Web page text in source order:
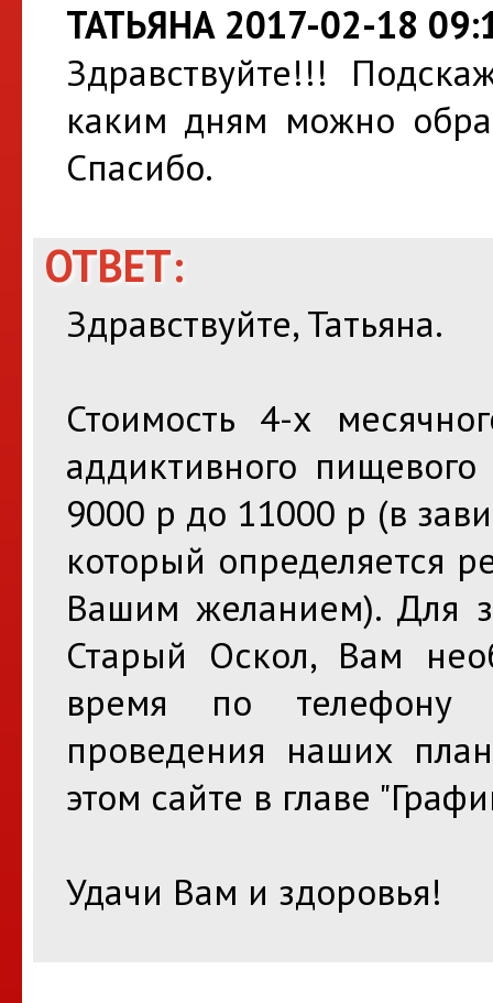
ТАТЬЯНА 2017-02-18
Здравствуйте!!!
каким дням можно
Спасибо.
ОТВЕТ:
Здравствуйте, Татьяна.
Стоимость 4-х
аддиктивного
9000 р до 11000 р (в
который определяется
Вашим желанием). Для
Старый Оскол, Вам
время по телефону
проведения наших
этом сайте в главе
Удачи Вам и здоровья!